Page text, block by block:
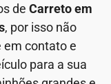
de Carreto em
, por isso não
em contato e
para a sua